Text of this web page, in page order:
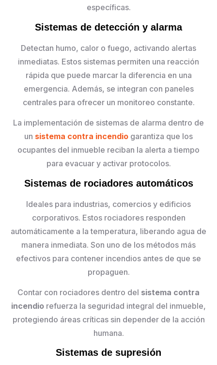
específicas.
Sistemas de detección y alarma
Detectan humo, calor o fuego, activando alertas
inmediatas. Estos sistemas permiten una reacción
rápida que puede marcar la diferencia en una
emergencia. Además, se integran con paneles
centrales para ofrecer un monitoreo constante.
La implementación de sistemas de alarma dentro de
un sistema contra incendio garantiza que los
ocupantes del inmueble reciban la alerta a tiempo
para evacuar y activar protocolos.
Sistemas de rociadores automáticos
Ideales para industrias, comercios y edificios
corporativos. Estos rociadores responden
automáticamente a la temperatura, liberando agua de
manera inmediata. Son uno de los métodos más
efectivos para contener incendios antes de que se
propaguen.
Contar con rociadores dentro del sistema contra
incendio refuerza la seguridad integral del inmueble,
protegiendo áreas críticas sin depender de la acción
humana.
Sistemas de supresión